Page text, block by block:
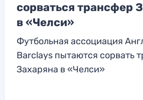
сорваться трансфер
в «Челси»
Футбольная ассоциация
Barclays пытаются сорвать
Захаряна в «Челси»